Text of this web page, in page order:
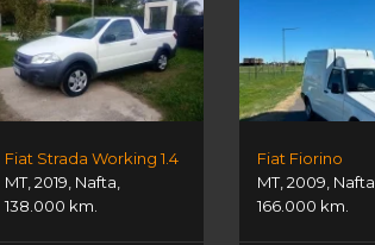
Fiat Strada Working 1.4
MT,2019, Nafta,
138.000 km.
Fiat Fiorino
MT,2009, Nafta
166.000 km.